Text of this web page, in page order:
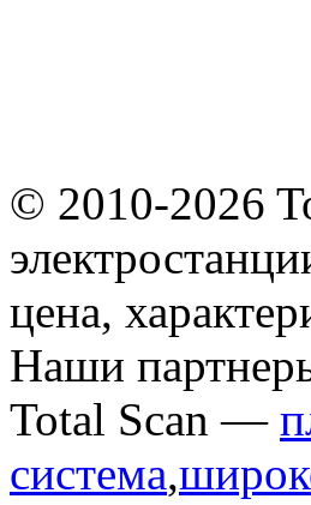
© 2010-2026
цена,
Наши
Total Scan —
система,